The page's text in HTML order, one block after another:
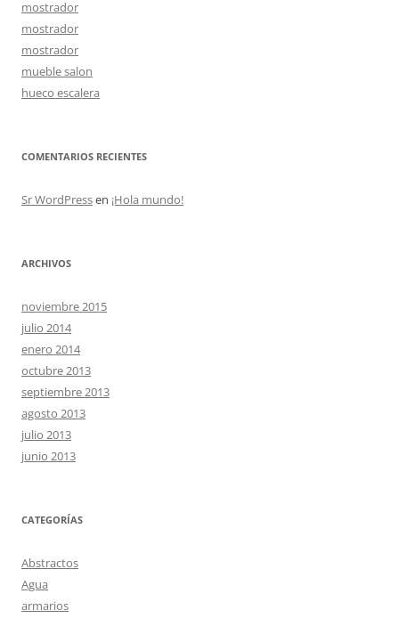
mostrador
mostrador
mostrador
mueble salon
hueco escalera
COMENTARIOS RECIENTES
Sr WordPressen ¡Hola mundo!
ARCHIVOS
noviembre 2015
julio 2014
enero 2014
octubre 2013
septiembre 2013
agosto 2013
julio 2013
junio 2013
CATEGORÍAS
Abstractos
Agua
armarios